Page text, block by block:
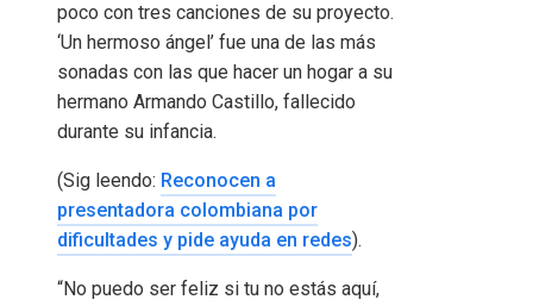
poco con tres canciones de su proyecto.
‘Un hermoso ángel’ fue una de las más
sonadas con las que hacer un hogar a su
hermano Armando Castillo, fallecido
durante su infancia.
(Sig leendo: Reconocen a
presentadora colombiana por
dificultades y pide ayuda en redes).
“No puedo ser feliz si tu no estás aquí,